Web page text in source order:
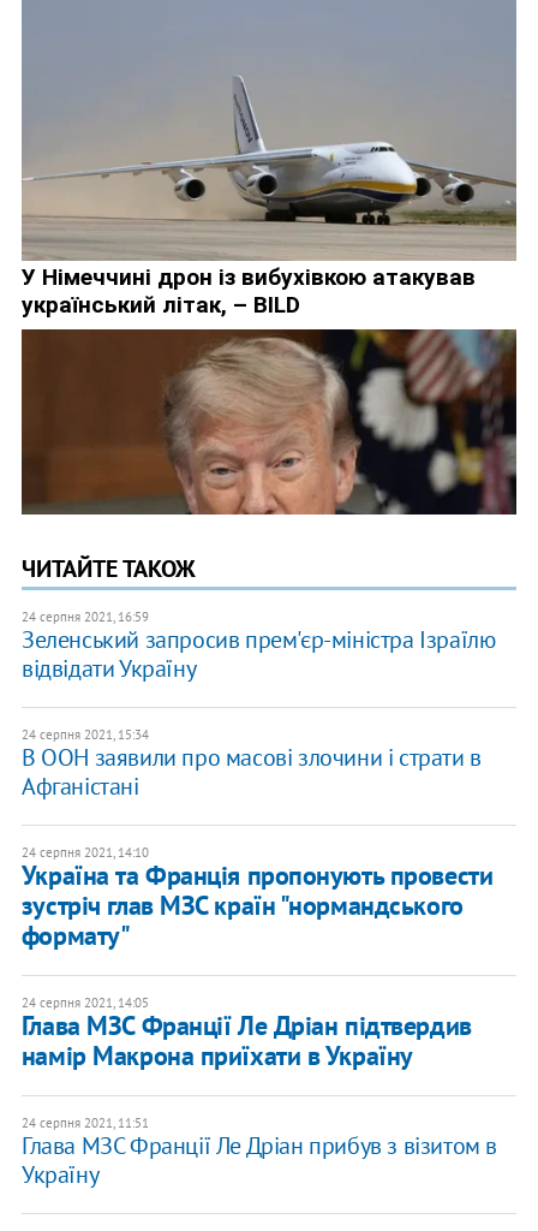
ЧИТАЙТЕ ТАКОЖ
24 серпня 2021, 16:59
Зеленський запросив прем'єр-міністра Ізраїлю
відвідати Україну
24 серпня 2021, 15:34
В ООН заявили про масові злочини і страти в
Афганістані
24 серпня 2021, 14:10
Україна та Франція пропонують провести
зустріч глав МЗС країн "нормандського
формату"
24 серпня 2021, 14:05
Глава МЗС Франції Ле Дріан підтвердив
намір Макрона приїхати в Україну
24 серпня 2021, 11:51
Глава МЗС Франції Ле Дріан прибув з візитом в
Україну